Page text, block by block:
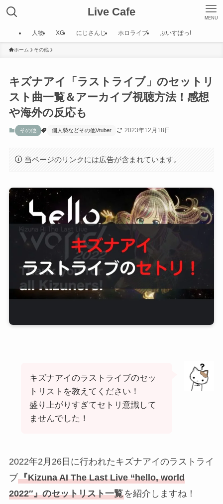
Live Cafe MENU
人物 XG にじさんじ ホロライブ ぶいすぽっ!
ホーム その他
キズナアイ「ラストライブ」のセットリ
スト曲一覧＆アーカイブ視聴方法！感想
や海外の反応も
その他 個人勢などその他Vtuber 2023年12月18日
当ページのリンクには広告が含まれています。
キズナアイのラストライブのセッ
トリストを教えてください！
盛り上がりすぎてセトリ意識して
ませんでした！
2022年2月26日に行われたキズナアイのラストライ
ブ『Kizuna AI The Last Live “hello, world
2022″』のセットリスト一覧を紹介しますね！